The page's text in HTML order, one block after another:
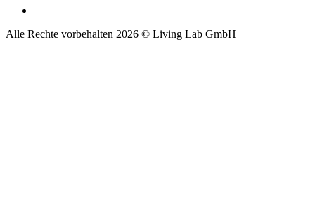
Alle Rechte vorbehalten 2026 © Living Lab GmbH